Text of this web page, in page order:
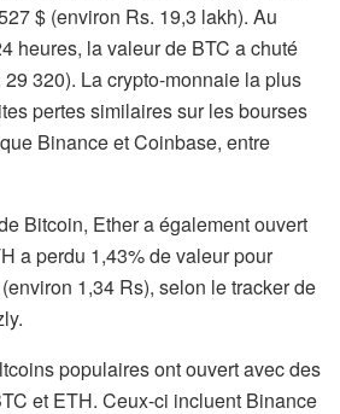
$ (environ Rs. 19,3 lakh). Au
heures, la valeur de BTC a chuté
320). La crypto-monnaie la plus
pertes similaires sur les bourses
Binance et Coinbase, entre
Bitcoin, Ether a également ouvert
a perdu 1,43% de valeur pour
1,34 Rs), selon le tracker de
populaires ont ouvert avec des
et ETH. Ceux-ci incluent Binance